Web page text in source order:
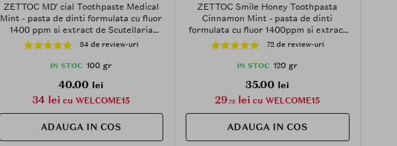
ZETTOC MD' cial Toothpaste Medical
Mint - pasta de dinti formulata cu fluor
1400 ppm si extract de Scutellaria
Baicalensis, care contribuie la
prevenirea si combaterea afectiunilor
parodontale, precum gingivita si
gingiilor si a dintilor - 100 gr
84 de review-uri
IN STOC 100 gr
40.00 lei
34 lei cu WELCOME15
ADAUGA IN COS
ZETTOC Smile Honey Toothpasta
Cinnamon Mint - pasta de dinti
formulata cu fluor 1400ppm si extract
de Sanguisorba, care contribuie la
prevenirea cariilor si la mentinerea
sanatatii gingiilor - 120 gr
72 de review-uri
IN STOC 120 gr
35.00 lei
29.75 lei cu WELCOME15
ADAUGA IN COS